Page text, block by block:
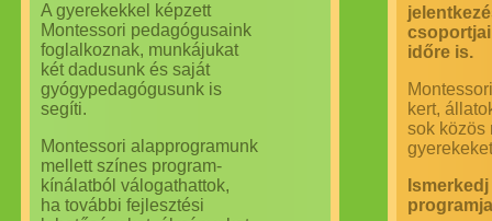
A gyerekekkel képzett
Montessori pedagógusaink
foglalkoznak, munkájukat
két dadusunk és saját
gyógypedagógusunk is
segíti.
Montessori alapprogramunk
mellett színes program-
kínálatból válogathattok,
ha további fejlesztési
időre is.
kert,
sok közös